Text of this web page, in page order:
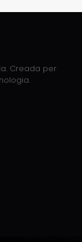
Creada per